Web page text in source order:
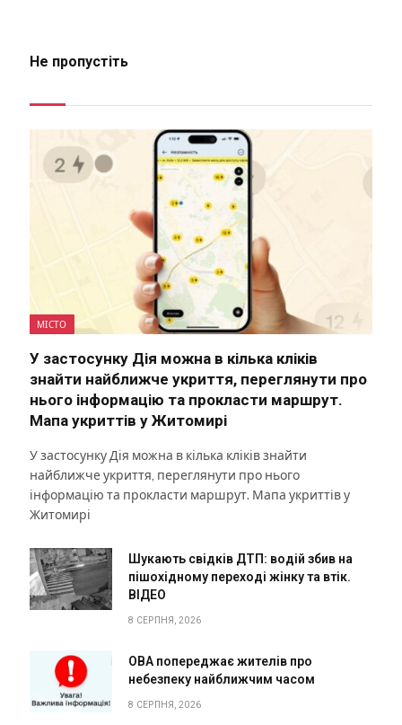
Не пропустіть
МІСТО
У застосунку Дія можна в кілька кліків
знайти найближче укриття, переглянути про
нього інформацію та прокласти маршрут.
Мапа укриттів у Житомирі
У застосунку Дія можна в кілька кліків знайти
найближче укриття, переглянути про нього
інформацію та прокласти маршрут. Мапа укриттів у
Житомирі
Шукають свідків ДТП: водій збив на
пішохідному переході жінку та втік.
ВІДЕО
8 СЕРПНЯ, 2026
ОВА попереджає жителів про
небезпеку найближчим часом
8 СЕРПНЯ, 2026